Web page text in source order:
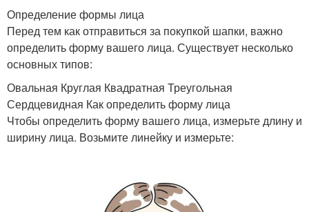
Определение формы лица
Перед тем как отправиться за покупкой шапки, важно
определить форму вашего лица. Существует несколько
основных типов:
Овальная Круглая Квадратная Треугольная
Сердцевидная Как определить форму лица
Чтобы определить форму вашего лица, измерьте длину и
ширину лица. Возьмите линейку и измерьте: